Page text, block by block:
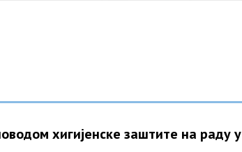
хигијенске заштите на раду у